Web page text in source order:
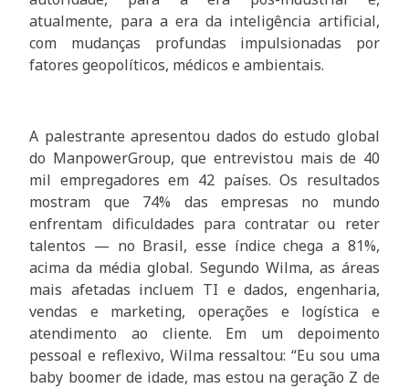
atualmente, para a era da inteligência artificial,
com mudanças profundas impulsionadas por
fatores geopolíticos, médicos e ambientais.
A palestrante apresentou dados do estudo global
do ManpowerGroup, que entrevistou mais de 40
mil empregadores em 42 países. Os resultados
mostram que 74% das empresas no mundo
enfrentam dificuldades para contratar ou reter
talentos — no Brasil, esse índice chega a 81%,
acima da média global. Segundo Wilma, as áreas
mais afetadas incluem TI e dados, engenharia,
vendas e marketing, operações e logística e
atendimento ao cliente. Em um depoimento
pessoal e reflexivo, Wilma ressaltou: “Eu sou uma
baby boomer de idade, mas estou na geração Z de